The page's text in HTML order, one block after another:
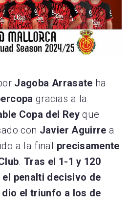
Jagoba Arrasate ha
gracias a la
Copa del Reyque
con Javier Aguirrea
a la final precisamente
.Tras el 1-1 y 120
penalti decisivo de
el triunfo a los de